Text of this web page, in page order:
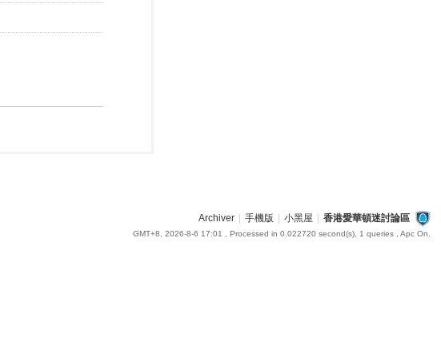
Archiver 手機版 小黑屋 香港愛華頓迷討論區
GMT+8, 2026-8-6 17:01 , Processed in 0.022720 second(s), 1 queries , Apc On.